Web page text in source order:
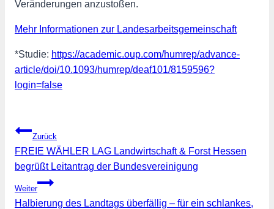
Veränderungen anzustoßen.
Mehr Informationen zur Landesarbeitsgemeinschaft
*Studie: https://academic.oup.com/humrep/advance-
article/doi/10.1093/humrep/deaf101/8159596?
login=false
Beitragsnavigation
Zurück
FREIE WÄHLER LAG Landwirtschaft & Forst Hessen
begrüßt Leitantrag der Bundesvereinigung
Weiter
Halbierung des Landtags überfällig – für ein schlankes,